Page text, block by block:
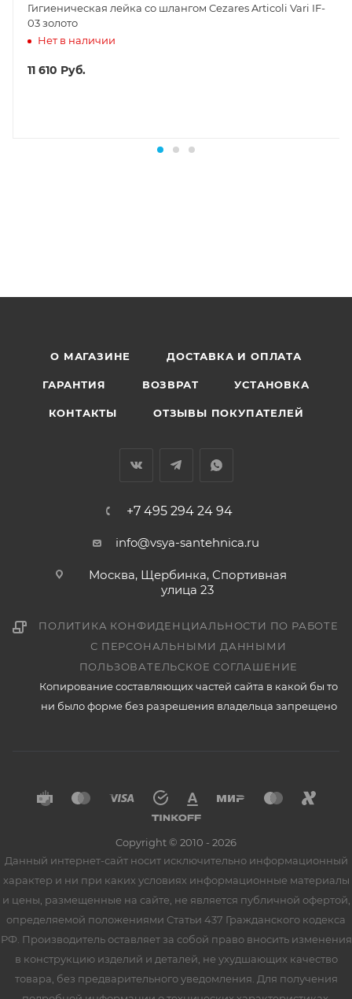
Гигиеническая лейка со шлангом Cezares Articoli Vari IF-
03 золото
Нет в наличии
11 610 Руб.
О МАГАЗИНЕ ДОСТАВКА И ОПЛАТА
ГАРАНТИЯ ВОЗВРАТ УСТАНОВКА
КОНТАКТЫ ОТЗЫВЫ ПОКУПАТЕЛЕЙ
+7 495 294 24 94
info@vsya-santehnica.ru
Москва, Щербинка, Спортивная
улица 23
ПОЛИТИКА КОНФИДЕНЦИАЛЬНОСТИ ПО РАБОТЕ
С ПЕРСОНАЛЬНЫМИ ДАННЫМИ
ПОЛЬЗОВАТЕЛЬСКОЕ СОГЛАШЕНИЕ
Копирование составляющих частей сайта в какой бы то
ни было форме без разрешения владельца запрещено
Copyright © 2010 - 2026
Данный интернет-сайт носит исключительно информационный
характер и ни при каких условиях информационные материалы
и цены, размещенные на сайте, не является публичной офертой,
определяемой положениями Статьи 437 Гражданского кодекса
РФ. Производитель оставляет за собой право вносить изменения
в конструкцию изделий и деталей, не ухудшающих качество
товара, без предварительного уведомления. Для получения